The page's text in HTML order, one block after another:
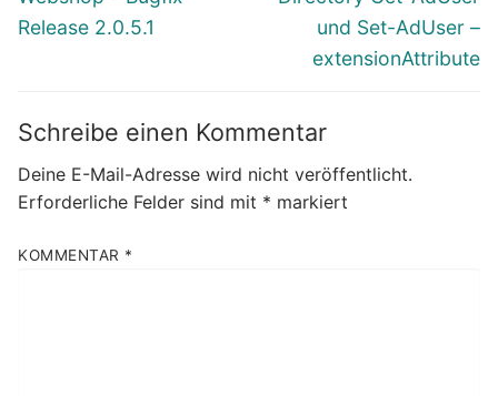
Release 2.0.5.1
und Set-AdUser –
extensionAttribute
Schreibe einen Kommentar
Deine E-Mail-Adresse wird nicht veröffentlicht.
Erforderliche Felder sind mit * markiert
KOMMENTAR *